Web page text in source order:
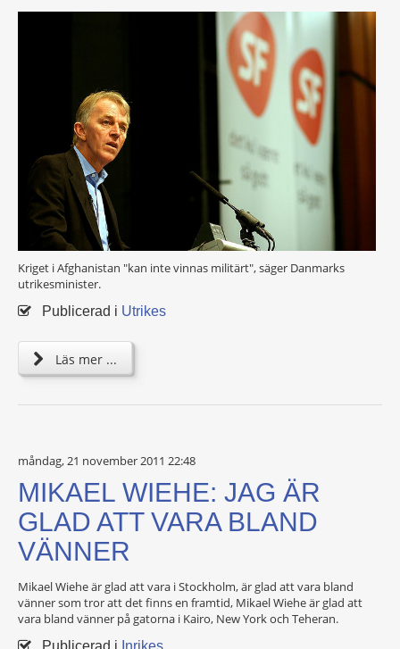
Kriget i Afghanistan "kan inte vinnas militärt", säger Danmarks
utrikesminister.
Publicerad i Utrikes
Läs mer ...
måndag, 21 november 2011 22:48
MIKAEL WIEHE: JAG ÄR
GLAD ATT VARA BLAND
VÄNNER
Mikael Wiehe är glad att vara i Stockholm, är glad att vara bland
vänner som tror att det finns en framtid, Mikael Wiehe är glad att
vara bland vänner på gatorna i Kairo, New York och Teheran.